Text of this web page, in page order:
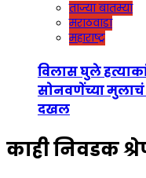
ताज्या बातम्या
मराठवाडा
महाराष्ट्र
विलास घुले
सोनवणेंच्या मुलाचं
दखल
काही निवडक